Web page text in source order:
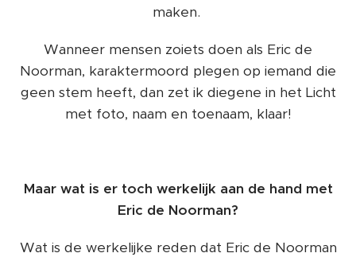
maken.
Wanneer mensen zoiets doen als Eric de
Noorman, karaktermoord plegen op iemand die
geen stem heeft, dan zet ik diegene in het Licht
met foto, naam en toenaam, klaar!
Maar wat is er toch werkelijk aan de hand met
Eric de Noorman?
Wat is de werkelijke reden dat Eric de Noorman